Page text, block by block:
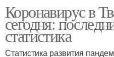
Коронавирус в
сегодня:
статистика
Статистика развития